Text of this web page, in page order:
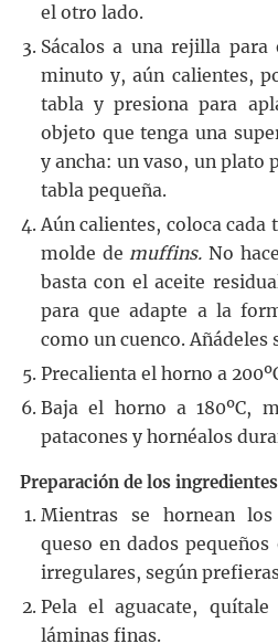
el otro lado.
Sácalos a una rejilla
minuto y, aún calientes,
tabla y presiona para
objeto que tenga una
y ancha: un vaso, un plato
tabla pequeña.
Aún calientes, coloca
molde demuffins. No
basta con el aceite
para que adapte a la
como un cuenco. Añádeles
Precalienta el horno a
Baja el horno a 180ºC,
patacones y hornéalos
Preparación de los ingredientes
Mientras se hornean
queso en dados
irregulares, según
Pela el aguacate,
láminas finas.